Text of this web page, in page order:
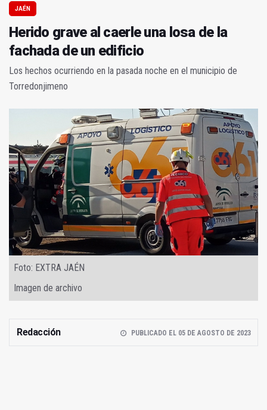
JAÉN
Herido grave al caerle una losa de la
fachada de un edificio
Los hechos ocurriendo en la pasada noche en el municipio de
Torredonjimeno
Foto: EXTRA JAÉN
Imagen de archivo
Redacción PUBLICADO EL 05 DE AGOSTO DE 2023